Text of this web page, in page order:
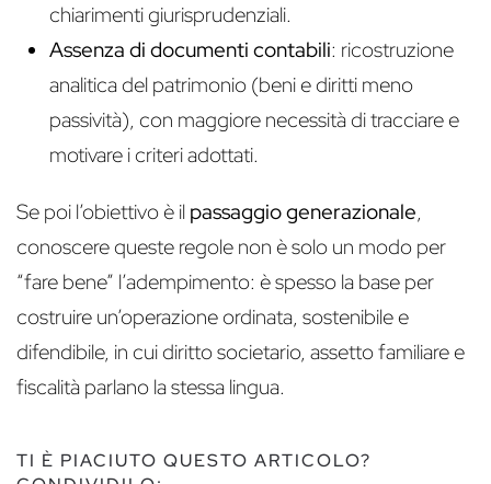
chiarimenti giurisprudenziali.
Assenza di documenti contabili: ricostruzione
analitica del patrimonio (beni e diritti meno
passività), con maggiore necessità di tracciare e
motivare i criteri adottati.
Se poi l’obiettivo è il passaggio generazionale,
conoscere queste regole non è solo un modo per
“fare bene” l’adempimento: è spesso la base per
costruire un’operazione ordinata, sostenibile e
difendibile, in cui diritto societario, assetto familiare e
fiscalità parlano la stessa lingua.
TI È PIACIUTO QUESTO ARTICOLO?